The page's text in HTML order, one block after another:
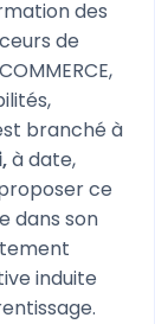
des
de
branché à
à date,
ce
dans son
induite